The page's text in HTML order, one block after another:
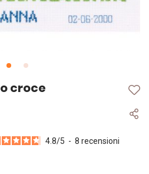
croce
4.8/5 - 8 recensioni